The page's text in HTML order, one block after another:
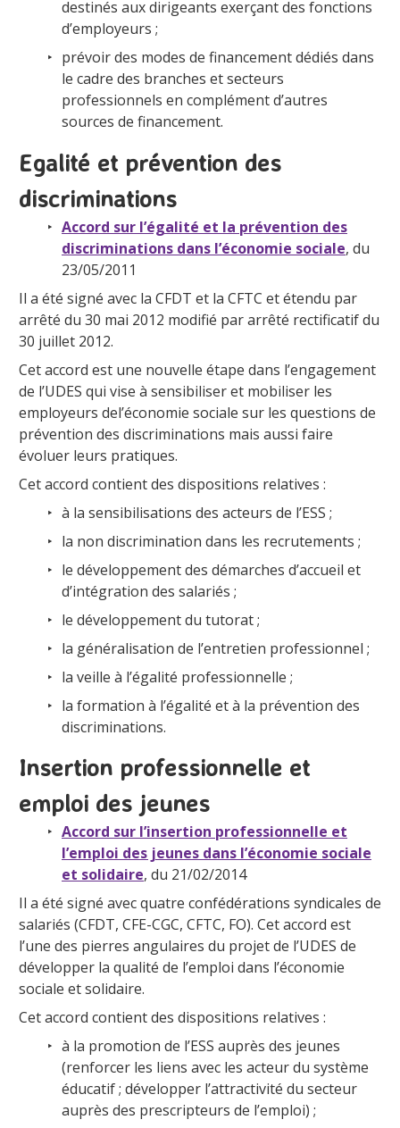
destinés aux dirigeants exerçant des fonctions
d’employeurs ;
prévoir des modes de financement dédiés dans
le cadre des branches et secteurs
professionnels en complément d’autres
sources de financement.
Egalité et prévention des
discriminations
Accord sur l’égalité et la prévention des
discriminations dans l’économie sociale, du
23/05/2011
Il a été signé avec la CFDT et la CFTC et étendu par
arrêté du 30 mai 2012 modifié par arrêté rectificatif du
30 juillet 2012.
Cet accord est une nouvelle étape dans l’engagement
de l’UDES qui vise à sensibiliser et mobiliser les
employeurs del’économie sociale sur les questions de
prévention des discriminations mais aussi faire
évoluer leurs pratiques.
Cet accord contient des dispositions relatives :
à la sensibilisations des acteurs de l’ESS ;
la non discrimination dans les recrutements ;
le développement des démarches d’accueil et
d’intégration des salariés ;
le développement du tutorat ;
la généralisation de l’entretien professionnel ;
la veille à l’égalité professionnelle ;
la formation à l’égalité et à la prévention des
discriminations.
Insertion professionnelle et
emploi des jeunes
Accord sur l’insertion professionnelle et
l’emploi des jeunes dans l’économie sociale
et solidaire, du 21/02/2014
Il a été signé avec quatre confédérations syndicales de
salariés (CFDT, CFE-CGC, CFTC, FO). Cet accord est
l’une des pierres angulaires du projet de l’UDES de
développer la qualité de l’emploi dans l’économie
sociale et solidaire.
Cet accord contient des dispositions relatives :
à la promotion de l’ESS auprès des jeunes
(renforcer les liens avec les acteur du système
éducatif ; développer l’attractivité du secteur
auprès des prescripteurs de l’emploi) ;